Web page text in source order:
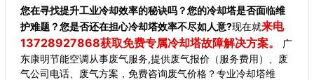
您在寻找提升工业冷却效率的秘诀吗？您的冷却塔是否面临维
护难题？您是否还在担心冷却塔效率不尽如人意?现在就来电
13728927868获取免费专属冷却塔故障解决方案。
广
东康明节能空调从事废气服务,提供废气报价（服务费用）、废
气公司电话、废气方案，免费咨询废气价格？专业冷却塔维